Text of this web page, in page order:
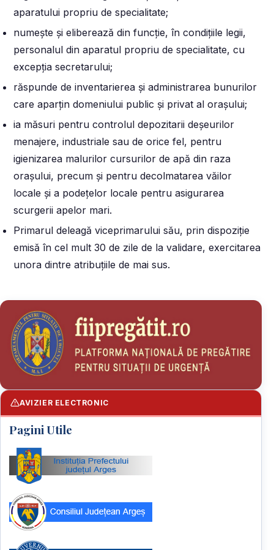
aparatului propriu de specialitate;
numește și eliberează din funcție, în condițiile legii,
personalul din aparatul propriu de specialitate, cu
excepția secretarului;
răspunde de inventarierea și administrarea bunurilor
care aparțin domeniului public și privat al orașului;
ia măsuri pentru controlul depozitarii deșeurilor
menajere, industriale sau de orice fel, pentru
igienizarea malurilor cursurilor de apă din raza
orașului, precum și pentru decolmatarea văilor
locale și a podețelor locale pentru asigurarea
scurgerii apelor mari.
Primarul deleagă viceprimarului său, prin dispoziție
emisă în cel mult 30 de zile de la validare, exercitarea
unora dintre atribuțiile de mai sus.
AVIZIER ELECTRONIC
Pagini Utile